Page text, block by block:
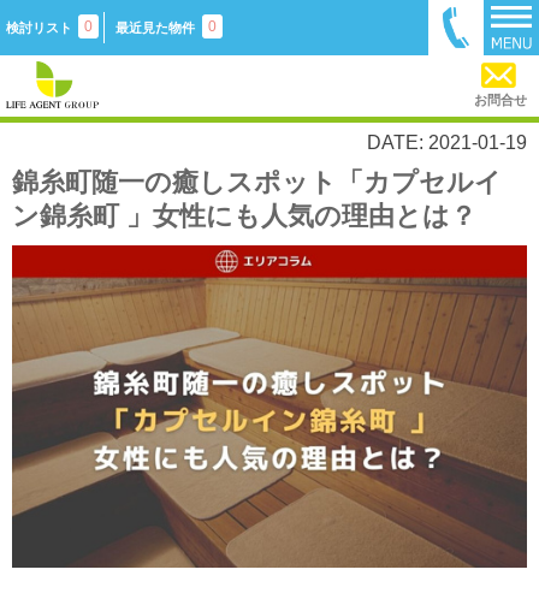
検討リスト 0 最近見た物件 0
お問合せ
DATE: 2021-01-19
錦糸町随一の癒しスポット「カプセルイ
ン錦糸町 」女性にも人気の理由とは？